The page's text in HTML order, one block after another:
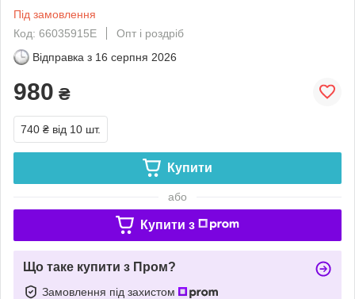
Під замовлення
Код: 66035915Е
Опт і роздріб
Відправка з 16 серпня 2026
980 ₴
740 ₴ від 10 шт.
Купити
або
Купити з
Що таке купити з Пром?
Замовлення під захистом